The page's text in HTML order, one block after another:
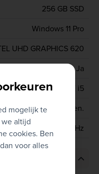
256 GB SSD
Windows 11 Pro
UHD GRAPHICS 620
Ja
CORE i5
8ste gen.
8365U 1.6 GHz
mogelijk te
altijd
cookies. Ben
voor alles